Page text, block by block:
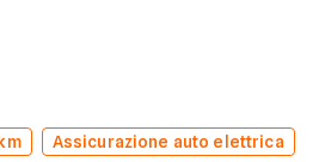
Assicurazione auto elettrica